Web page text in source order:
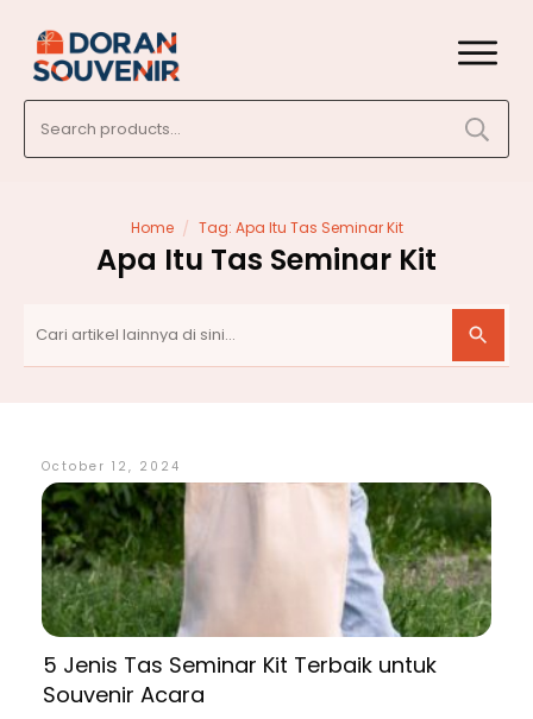
for:
Home / Tag: Apa Itu Tas Seminar Kit
Apa Itu Tas Seminar Kit
October 12, 2024
5 Jenis Tas Seminar Kit Terbaik untuk
Souvenir Acara